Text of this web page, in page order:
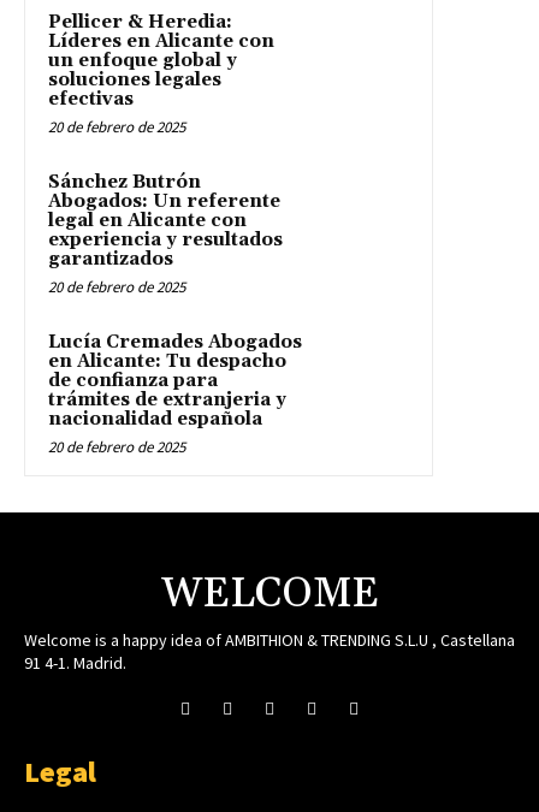
Pellicer & Heredia:
Líderes en Alicante con
un enfoque global y
soluciones legales
efectivas
20 de febrero de 2025
Sánchez Butrón
Abogados: Un referente
legal en Alicante con
experiencia y resultados
garantizados
20 de febrero de 2025
Lucía Cremades Abogados
en Alicante: Tu despacho
de confianza para
trámites de extranjeria y
nacionalidad española
20 de febrero de 2025
WELCOME
Welcome is a happy idea of AMBITHION & TRENDING S.L.U , Castellana
91 4-1. Madrid.
Legal